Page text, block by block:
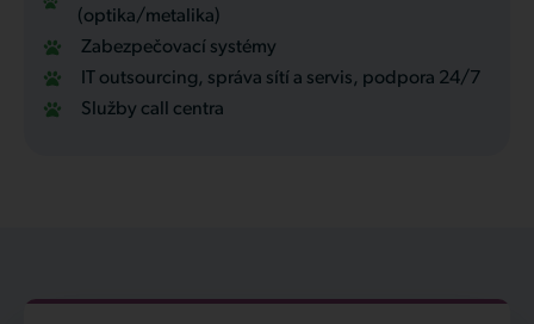
(optika/metalika)
Zabezpečovací systémy
IT outsourcing, správa sítí a servis, podpora 24/7
Služby call centra